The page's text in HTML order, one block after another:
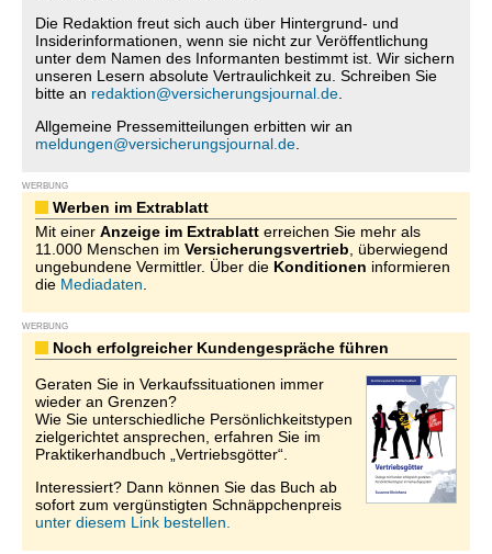
Die Redaktion freut sich auch über Hintergrund- und
Insiderinformationen, wenn sie nicht zur Veröffentlichung
unter dem Namen des Informanten bestimmt ist. Wir sichern
unseren Lesern absolute Vertraulichkeit zu. Schreiben Sie
bitte an redaktion@versicherungsjournal.de
Allgemeine Pressemitteilungen erbitten wir an
meldungen@versicherungsjournal.de
WERBUNG
Werben im Extrablatt
Mit einer Anzeige im Extrablatt erreichen Sie mehr als
11.000 Menschen im Versicherungsvertrieb , überwiegend
ungebundene Vermittler. Über die Konditionen informieren
die Mediadaten
WERBUNG
Noch erfolgreicher Kundengespräche führen
Geraten Sie in Verkaufssituationen immer
wieder an Grenzen?
Wie Sie unterschiedliche Persönlichkeitstypen
zielgerichtet ansprechen, erfahren Sie im
Praktikerhandbuch „Vertriebsgötter“.
Interessiert? Dann können Sie das Buch ab
sofort zum vergünstigten Schnäppchenpreis
unter diesem Link bestellen.